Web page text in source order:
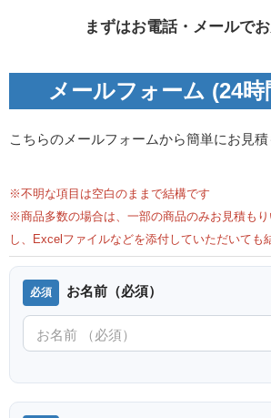
まずはお電話・メールで
メールフォーム (24時
こちらのメールフォームから簡単にお見積
※不明な項目は空白のままで結構です
※商品多数の場合は、一部の商品のみお見積も
し、Excelファイルなどを添付していただいても
お名前（必須）